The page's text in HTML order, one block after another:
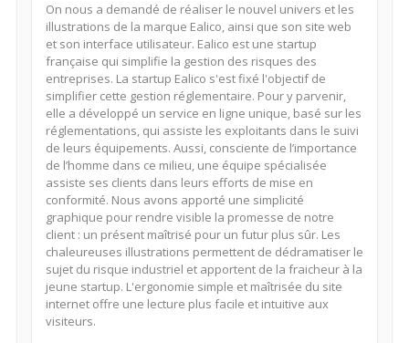
On nous a demandé de réaliser le nouvel univers et les
illustrations de la marque Ealico, ainsi que son site web
et son interface utilisateur. Ealico est une startup
française qui simplifie la gestion des risques des
entreprises. La startup Ealico s'est fixé l'objectif de
simplifier cette gestion réglementaire. Pour y parvenir,
elle a développé un service en ligne unique, basé sur les
réglementations, qui assiste les exploitants dans le suivi
de leurs équipements. Aussi, consciente de l’importance
de l’homme dans ce milieu, une équipe spécialisée
assiste ses clients dans leurs efforts de mise en
conformité. Nous avons apporté une simplicité
graphique pour rendre visible la promesse de notre
client : un présent maîtrisé pour un futur plus sûr. Les
chaleureuses illustrations permettent de dédramatiser le
sujet du risque industriel et apportent de la fraicheur à la
jeune startup. L'ergonomie simple et maîtrisée du site
internet offre une lecture plus facile et intuitive aux
visiteurs.